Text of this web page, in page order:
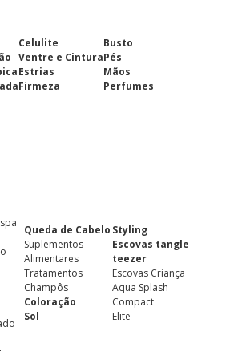
Celulite
Ventre e Cintura
Estrias
Firmeza
Busto
Pés
Mãos
Perfumes
Queda de Cabelo
Suplementos
Alimentares
Tratamentos
Champôs
Coloração
Sol
Styling
Escovas tangle
teezer
Escovas Criança
Aqua Splash
Compact
Elite